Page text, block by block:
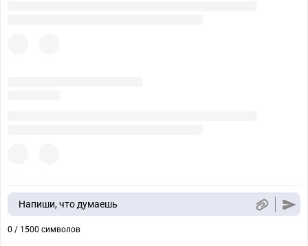
Напиши, что думаешь
0 / 1500 символов